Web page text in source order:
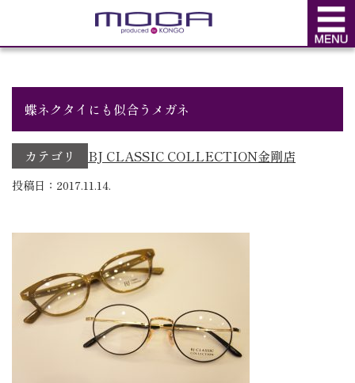
BLOG
蝶ネクタイにも似合うメガネ
カテゴリ BJ CLASSIC COLLECTION金剛店
投稿日：2017.11.14.